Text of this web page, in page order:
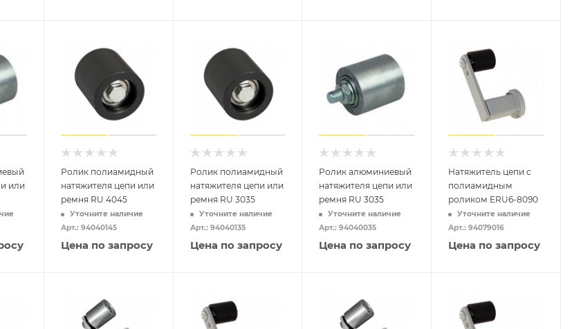
или
Ролик полиамидный
натяжителя цепи или
ремня RU 4045
Уточните наличие
Арт.: 94040145
Цена по запросу
Ролик полиамидный
натяжителя цепи или
ремня RU 3035
Уточните наличие
Арт.: 94040135
Цена по запросу
Ролик алюминиевый
натяжителя цепи или
ремня RU 3035
Уточните наличие
Арт.: 94040035
Цена по запросу
Натяжитель цепи с
полиамидным
роликом ERU6-8090
Уточните наличие
Арт.: 94079016
Цена по запросу